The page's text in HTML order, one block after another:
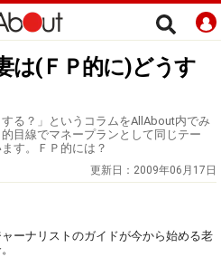
は(ＦＰ的に)どうす
る？」というコラムをAllAbout内でみ
目線でマネープランとして同じテー
す。ＦＰ的には？
更新日： 2009年06月17日
ーナリストのガイドが今から始める老